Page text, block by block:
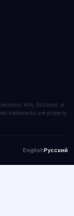
Arts, Blizzard, or
trademarks are property
EnglishРусский